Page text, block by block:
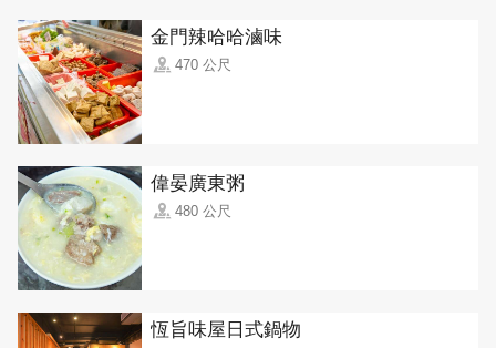
金門辣哈哈滷味
470 公尺
偉晏廣東粥
480 公尺
恆旨味屋日式鍋物